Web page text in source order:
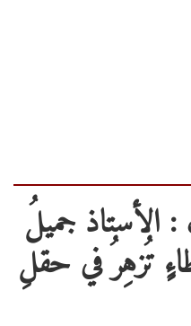
: الأستاذ جميلُ
تُزهِرُ في حقلِ